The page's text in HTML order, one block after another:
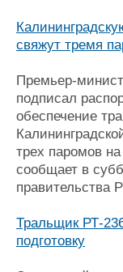
свяжут тремя
Премьер-
подписал
обеспечение
трех паромов
сообщает в
правительства
Тральщик РТ-
подготовку